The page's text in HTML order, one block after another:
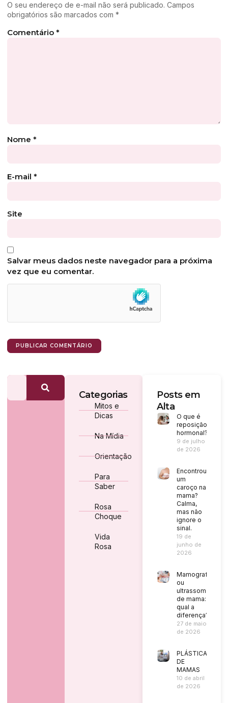
O seu endereço de e-mail não será publicado. Campos
obrigatórios são marcados com *
Comentário *
Nome *
E-mail *
Site
Salvar meus dados neste navegador para a próxima
vez que eu comentar.
Categorias
Mitos e
Dicas
Na Mídia
Orientação
Para
Saber
Rosa
Choque
Vida
Rosa
Posts em
Alta
O que é
reposição
hormonal?
9 de julho
de 2026
Encontrou
um
caroço na
mama?
Calma,
mas não
ignore o
sinal.
19 de
junho de
2026
Mamografia
ou
ultrassom
de mama:
qual a
diferença?
27 de maio
de 2026
PLÁSTICA
DE
MAMAS
10 de abril
de 2026